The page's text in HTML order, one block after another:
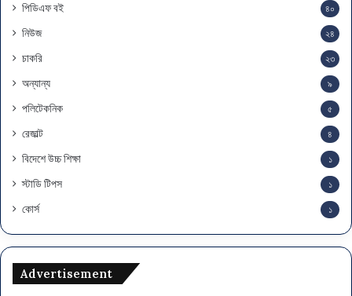
পিডিএফ বই ৪০
নিউজ ২৪
চাকরি ২৩
অন্যান্য ৯
পলিটেকনিক ৫
রেজাল্ট ৪
বিদেশে উচ্চ শিক্ষা ১
স্টাডি টিপস ১
কোর্স ১
Advertisement